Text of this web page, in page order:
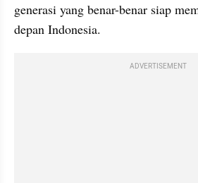
generasi yang benar-benar siap
depan Indonesia.
ADVERTISEMENT